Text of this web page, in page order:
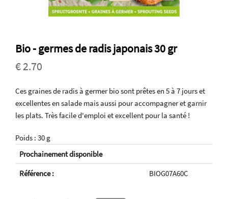
Bio - germes de radis japonais 30 gr
€ 2.70
Ces graines de radis à germer bio sont prêtes en 5 à 7 jours et
excellentes en salade mais aussi pour accompagner et garnir
les plats. Très facile d'emploi et excellent pour la santé !
Poids : 30 g
Prochainement disponible
Référence :
BIOG07A60C